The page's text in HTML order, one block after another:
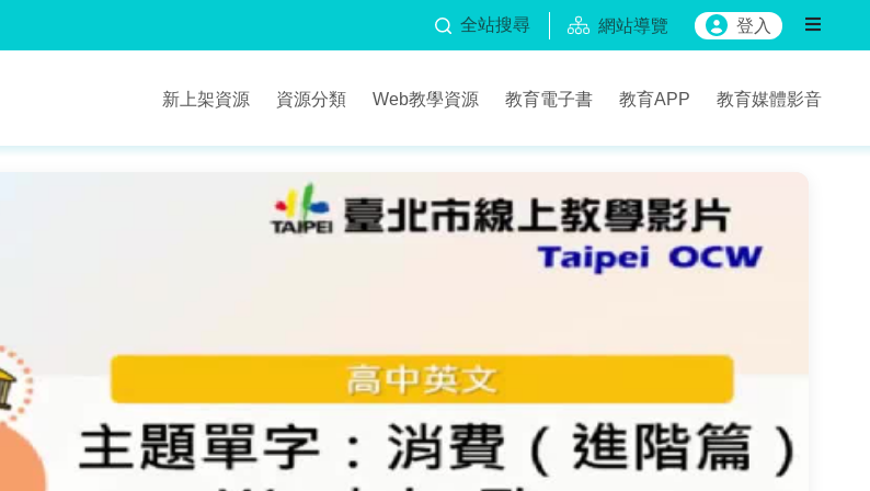
全站搜尋 網站導覽 登入
新上架資源 資源分類 Web教學資源 教育電子書 教育APP 教育媒體影音